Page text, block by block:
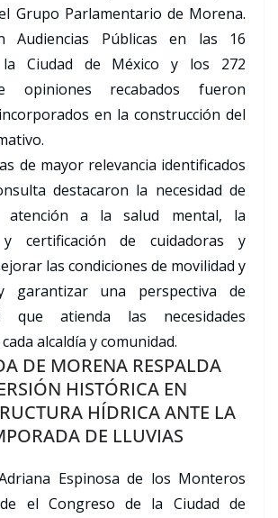
Grupo Parlamentario de Morena.
Audiencias Públicas en las 16
la Ciudad de México y los 272
opiniones recabados fueron
en la construcción del
de mayor relevancia identificados
destacaron la necesidad de
atención a la salud mental, la
y certificación de cuidadoras y
las condiciones de movilidad y
garantizar una perspectiva de
que atienda las necesidades
alcaldía y comunidad.
DE MORENA RESPALDA
HISTÓRICA EN
HÍDRICA ANTE LA
DE LLUVIAS
Espinosa de los Monteros
el Congreso de la Ciudad de